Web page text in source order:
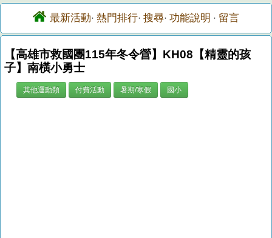
最新活動· 熱門排行· 搜尋· 功能說明 · 留言
【高雄市救國團115年冬令營】KH08【精靈的孩
子】南橫小勇士
其他運動類 付費活動 暑期/寒假 國小